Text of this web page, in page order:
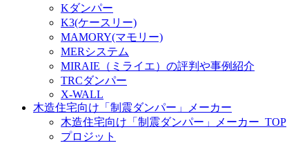
Kダンパー
K3(ケースリー)
MAMORY(マモリー)
MERシステム
MIRAIE（ミライエ）の評判や事例紹介
TRCダンパー
X-WALL
木造住宅向け「制震ダンパー」メーカー
木造住宅向け「制震ダンパー」メーカー_TOP
プロジット